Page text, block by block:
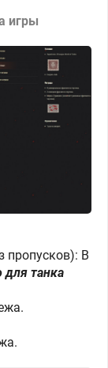
игры
пропусков): В
для танка